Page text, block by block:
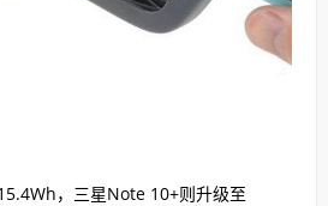
，三星Note 10+则升级至